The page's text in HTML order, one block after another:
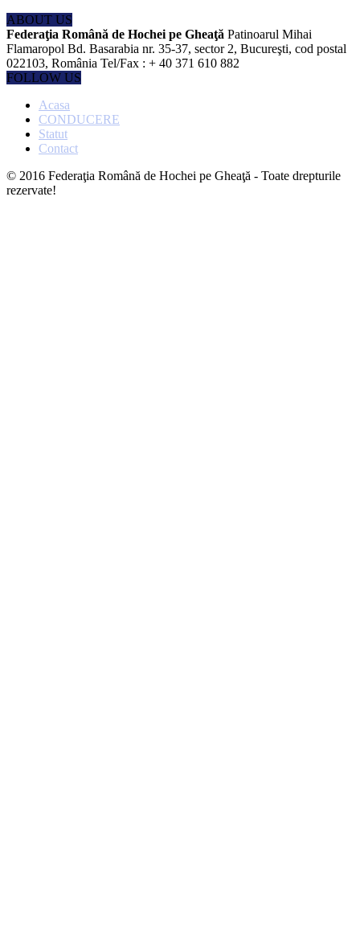
ABOUT US
Federaţia Română de Hochei pe Gheaţă Patinoarul Mihai
Flamaropol Bd. Basarabia nr. 35-37, sector 2, Bucureşti, cod postal
022103, România Tel/Fax : + 40 371 610 882
FOLLOW US
Acasa
CONDUCERE
Statut
Contact
© 2016 Federaţia Română de Hochei pe Gheaţă - Toate drepturile
rezervate!